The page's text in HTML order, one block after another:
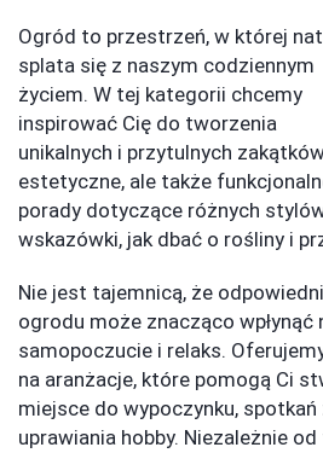
Ogród to przestrzeń, w której
splata się z naszym codziennym
życiem. W tej kategorii chcemy
inspirować Cię do tworzenia
unikalnych i przytulnych
estetyczne, ale także
porady dotyczące różnych
wskazówki, jak dbać o rośliny i
Nie jest tajemnicą, że
ogrodu może znacząco wpłynąć
samopoczucie i relaks.
na aranżacje, które pomogą Ci
miejsce do wypoczynku,
uprawiania hobby. Niezależnie